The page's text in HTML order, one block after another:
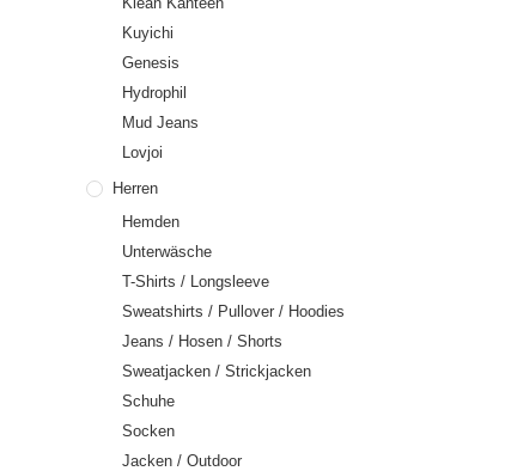
Kuyichi
Genesis
Hydrophil
Mud Jeans
Lovjoi
Herren
Hemden
Unterwäsche
T-Shirts / Longsleeve
Sweatshirts / Pullover / Hoodies
Jeans / Hosen / Shorts
Sweatjacken / Strickjacken
Schuhe
Socken
Jacken / Outdoor